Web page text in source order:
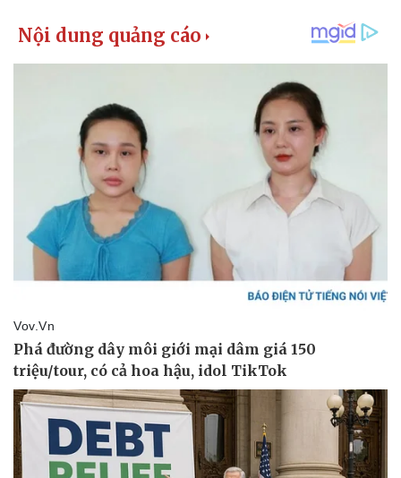
Kinh tế
Bất động sản
Khởi nghiệp
Thị trường
Tiêu dùng
Tỷ giá
Chứng khoán